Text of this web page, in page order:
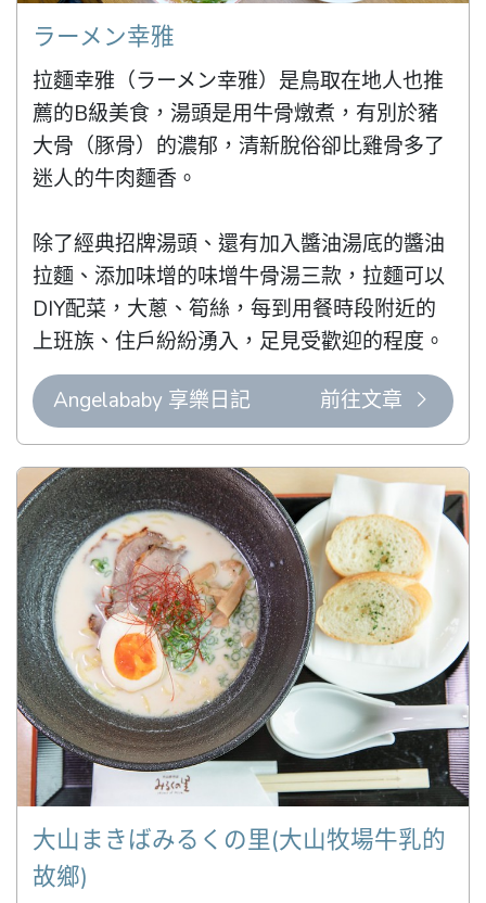
ラーメン幸雅
拉麵幸雅（ラーメン幸雅）是鳥取在地人也推
薦的B級美食，湯頭是用牛骨燉煮，有別於豬
大骨（豚骨）的濃郁，清新脫俗卻比雞骨多了
迷人的牛肉麵香。
除了經典招牌湯頭、還有加入醬油湯底的醬油
拉麵、添加味增的味增牛骨湯三款，拉麵可以
DIY配菜，大蔥、筍絲，每到用餐時段附近的
上班族、住戶紛紛湧入，足見受歡迎的程度。
Angelababy 享樂日記 前往文章
大山まきばみるくの里(大山牧場牛乳的
故鄉)